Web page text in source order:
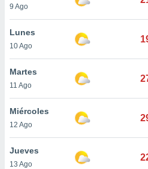
y
más
nuestra
y
de
disponible
9 Ago
Lunes
10 Ago
Martes
11 Ago
Miércoles
12 Ago
Jueves
13 Ago